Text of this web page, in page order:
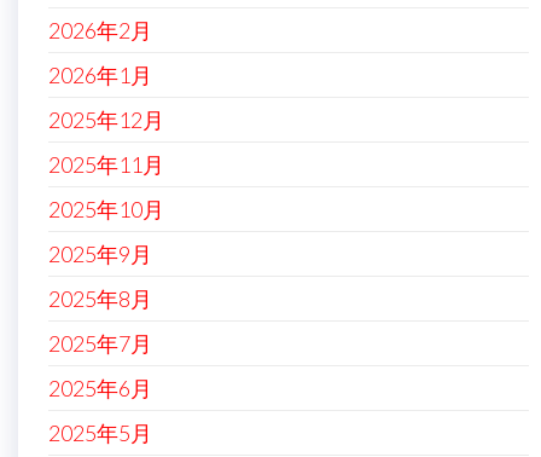
2026年2月
2026年1月
2025年12月
2025年11月
2025年10月
2025年9月
2025年8月
2025年7月
2025年6月
2025年5月